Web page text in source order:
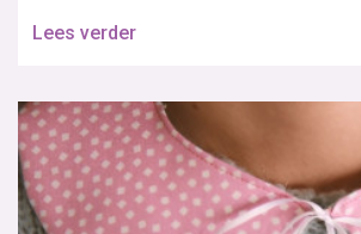
Lees verder